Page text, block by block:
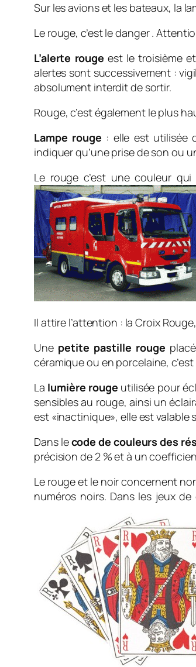
Sur les avions et les bateaux, la
Le rouge, c’est le danger .
L’alerte rouge est le troisième
alertes sont successivement :
absolument interdit de sortir.
Rouge, c’est également le plus
Lampe rouge : elle est utilisée
indiquer qu’une prise de son ou
Le rouge c’est une couleur
Il attire l’attention : la Croix
Une petite pastille rouge
céramique ou en porcelaine,
La lumière rouge utilisée pour
sensibles au rouge, ainsi un
est «inactinique», elle est valable
Dans lecode de couleurs des
précision de 2 % et à un
Le rouge et le noir concernent
numéros noirs. Dans les jeux de